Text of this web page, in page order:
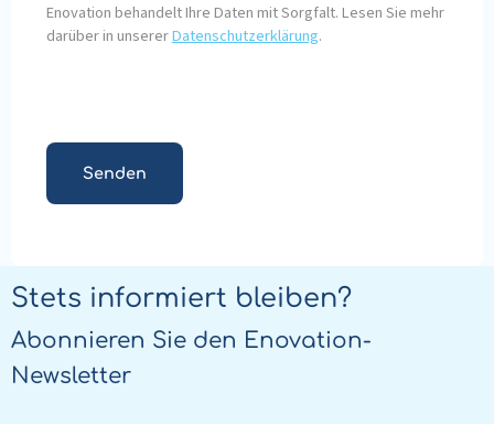
Enovation behandelt Ihre Daten mit Sorgfalt. Lesen Sie mehr
darüber in unsererDatenschutzerklärung.
Stets informiert bleiben?
Abonnieren Sie den Enovation-
Newsletter